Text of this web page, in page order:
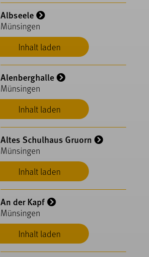
Inhalt laden
Albseele
Münsingen
Inhalt laden
Alenberghalle
Münsingen
Inhalt laden
Altes Schulhaus Gruorn
Münsingen
Inhalt laden
An der Kapf
Münsingen